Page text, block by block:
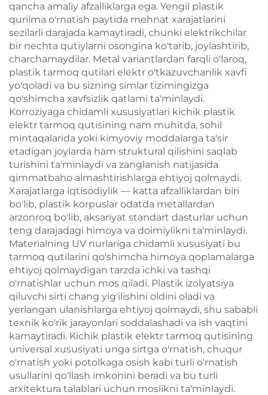
qancha amaliy afzalliklarga ega. Yengil plastik
qurilma o'rnatish paytida mehnat xarajatlarini
sezilarli darajada kamaytiradi, chunki elektrikchilar
bir nechta qutiylarni osongina ko'tarib, joylashtirib,
charchamaydilar. Metal variantlardan farqli o'laroq,
plastik tarmoq qutilari elektr o'tkazuvchanlik xavfi
yo'qoladi va bu sizning simlar tizimingizga
qo'shimcha xavfsizlik qatlami ta'minlaydi.
Korroziyaga chidamli xususiyatlari kichik plastik
elektr tarmoq qutisining nam muhitda, sohil
mintaqalarida yoki kimyoviy moddalarga ta'sir
etadigan joylarda ham struktural qilishini saqlab
turishini ta'minlaydi va zanglanish natijasida
qimmatbaho almashtirishlarga ehtiyoj qolmaydi.
Xarajatlarga iqtisodiylik — katta afzalliklardan biri
bo'lib, plastik korpuslar odatda metallardan
arzonroq bo'lib, aksariyat standart dasturlar uchun
teng darajadagi himoya va doimiylikni ta'minlaydi.
Materialning UV nurlariga chidamli xususiyati bu
tarmoq qutilarini qo'shimcha himoya qoplamalarga
ehtiyoj qolmaydigan tarzda ichki va tashqi
o'rnatishlar uchun mos qiladi. Plastik izolyatsiya
qiluvchi sirti chang yig'ilishini oldini oladi va
yerlangan ulanishlarga ehtiyoj qolmaydi, shu sababli
texnik ko'rik jarayonlari soddalashadi va ish vaqtini
kamaytiradi. Kichik plastik elektr tarmoq qutisining
universal xususiyati unga sirtga o'rnatish, chuqur
o'rnatish yoki potolkaga osish kabi turli o'rnatish
usullarini qo'llash imkonini beradi va bu turli
arxitektura talablari uchun moslikni ta'minlaydi.